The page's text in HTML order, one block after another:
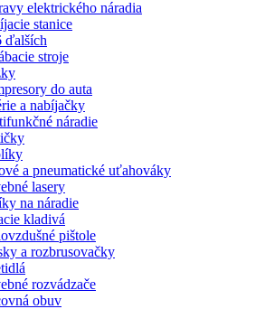
elektrického náradia
stanice
ďalších
stroje
do auta
a nabíjačky
náradie
a pneumatické uťahováky
lasery
na náradie
kladivá
pištole
a rozbrusovačky
rozvádzače
obuv